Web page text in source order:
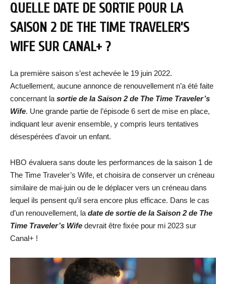
QUELLE DATE DE SORTIE POUR LA
SAISON 2 DE THE TIME TRAVELER’S
WIFE SUR CANAL+ ?
La première saison s’est achevée le 19 juin 2022.
Actuellement, aucune annonce de renouvellement n’a été faite
concernant la sortie de la Saison 2 de The Time Traveler’s
Wife. Une grande partie de l’épisode 6 sert de mise en place,
indiquant leur avenir ensemble, y compris leurs tentatives
désespérées d’avoir un enfant.
HBO évaluera sans doute les performances de la saison 1 de
The Time Traveler’s Wife, et choisira de conserver un créneau
similaire de mai-juin ou de le déplacer vers un créneau dans
lequel ils pensent qu’il sera encore plus efficace. Dans le cas
d’un renouvellement, la date de sortie de la Saison 2 de The
Time Traveler’s Wife devrait être fixée pour mi 2023 sur
Canal+ !